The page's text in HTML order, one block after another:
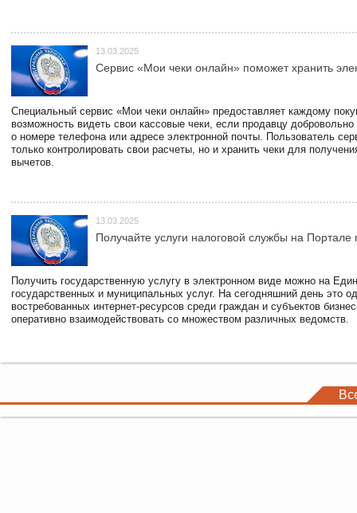
13.03.2025
Сервис «Мои чеки онлайн» поможет хранить
Специальный сервис «Мои чеки онлайн» предоставляет каждому
возможность видеть свои кассовые чеки, если продавцу
о номере телефона или адресе электронной почты. Пользователь
только контролировать свои расчеты, но и хранить чеки для
вычетов.
13.03.2025
Получайте услуги налоговой службы на Портале
Получить государственную услугу в электронном виде можно на
государственных и муниципальных услуг. На сегодняшний день это
востребованных интернет-ресурсов среди граждан и субъектов
оперативно взаимодействовать со множеством различных ведомств.